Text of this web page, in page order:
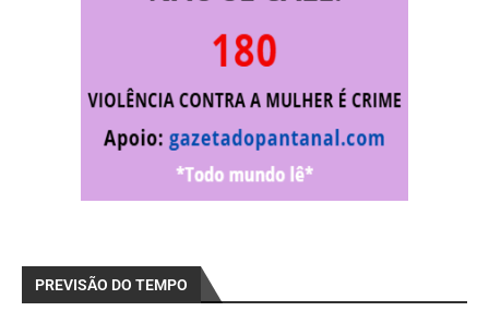
PREVISÃO DO TEMPO